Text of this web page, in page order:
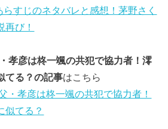
らすじのネタバレと感想！茅野さく
再び！
孝彦は柊一颯の共犯で協力者！澪
てる？の記事はこちら
・孝彦は柊一颯の共犯で協力者！
似てる？